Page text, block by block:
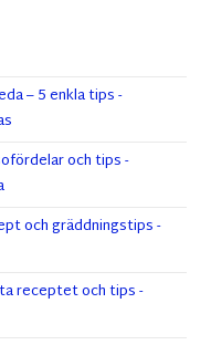
– 5 enkla tips -
och tips -
och gräddningstips -
receptet och tips -